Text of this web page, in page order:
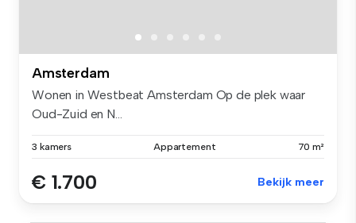
Amsterdam
Wonen in Westbeat Amsterdam Op de plek waar
Oud-Zuid en N...
3 kamers Appartement 70 m²
€ 1.700 Bekijk meer